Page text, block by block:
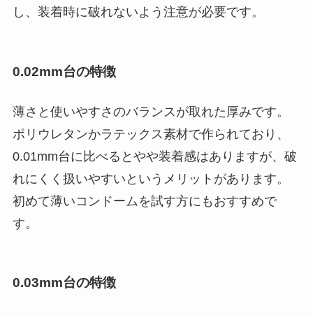
し、装着時に破れないよう注意が必要です。
0.02mm台の特徴
薄さと使いやすさのバランスが取れた厚みです。
ポリウレタンかラテックス素材で作られており、
0.01mm台に比べるとやや装着感はありますが、破
れにくく扱いやすいというメリットがあります。
初めて薄いコンドームを試す方にもおすすめで
す。
0.03mm台の特徴